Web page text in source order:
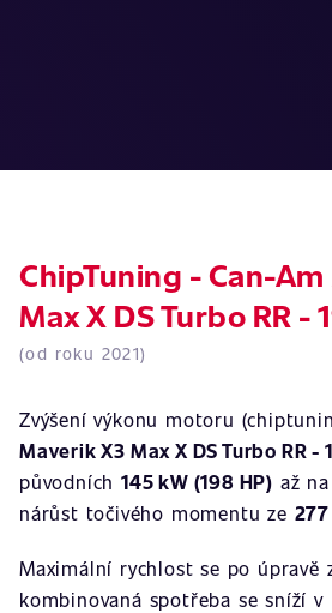
ChipTuning - Can-
Max X DS Turbo RR -
(od roku 2021)
Zvýšení výkonu motoru
Maverik X3 Max X DS Turbo RR -
původních145 kW (198 HP) až na
nárůst točivého momentu ze
Maximální rychlost se po úpravě
kombinovaná spotřeba se sníží